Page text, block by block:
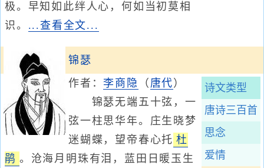
极。早知如此绊人心，何如当初莫相
识。 ...查看全文...
锦瑟
诗文类型
唐诗三百首
思念
爱情
作者：李商隐 （ 唐代 ）
锦瑟无端五十弦，一
弦一柱思华年。庄生晓梦
迷蝴蝶，望帝春心托 杜
鹃 。沧海月明珠有泪，蓝田日暖玉生